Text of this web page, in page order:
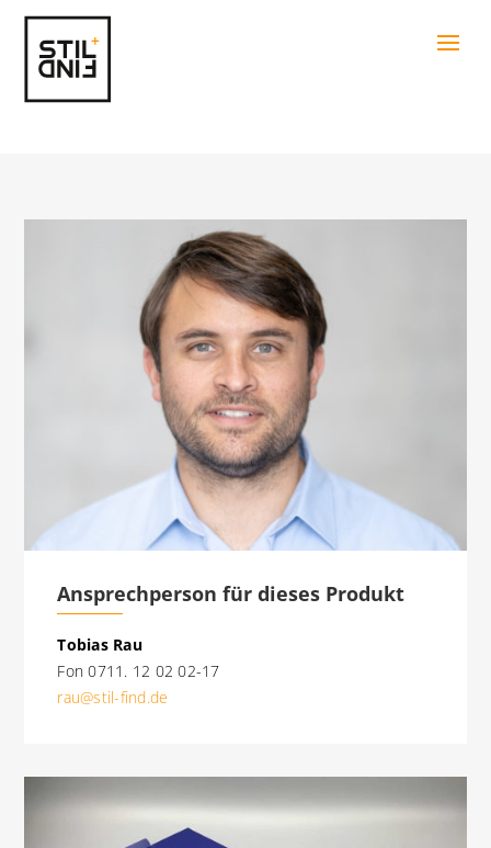
Ansprechperson für dieses Produkt
Tobias Rau
Fon 0711. 12 02 02-17
rau@stil-find.de